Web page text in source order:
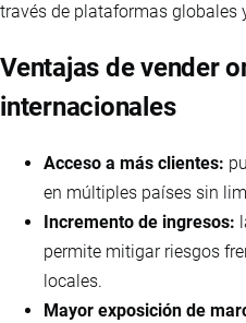
través de plataformas globales
Ventajas de vender
internacionales
Acceso a más clientes:
en múltiples países sin
Incremento de ingresos:
permite mitigar riesgos
locales.
Mayor exposición de